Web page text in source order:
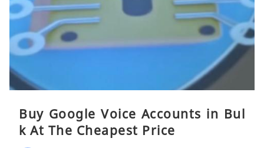
Buy Google Voice Accounts in Bul
k At The Cheapest Price